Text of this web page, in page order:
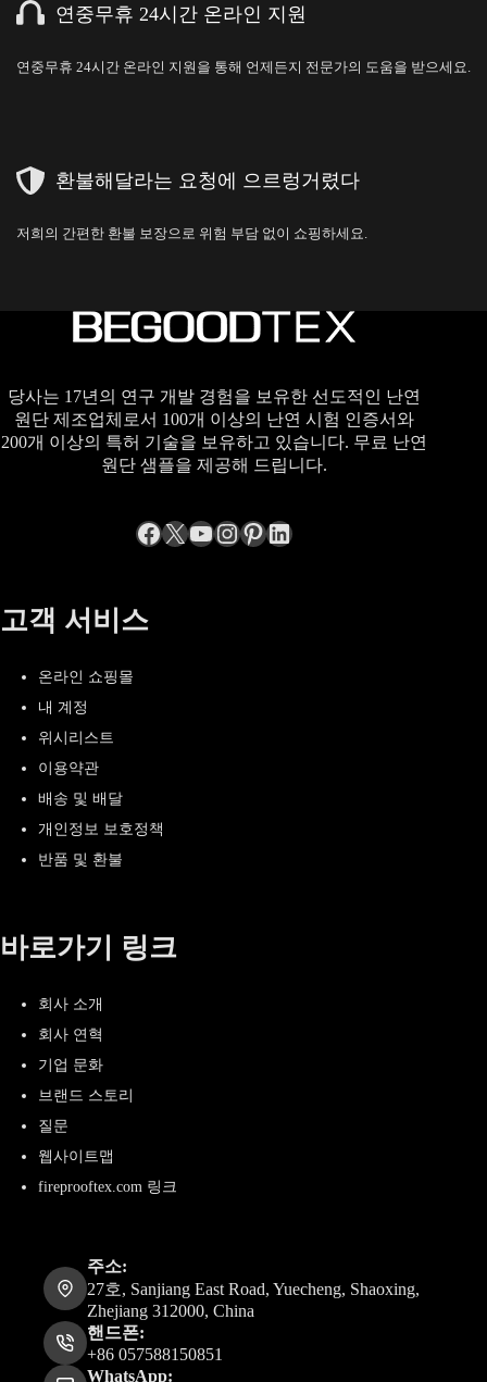
연중무휴 24시간 온라인 지원
연중무휴 24시간 온라인 지원을 통해 언제든지 전문가의 도움을 받으세요.
환불해달라는 요청에 으르렁거렸다
저희의 간편한 환불 보장으로 위험 부담 없이 쇼핑하세요.
당사는 17년의 연구 개발 경험을 보유한 선도적인 난연
원단 제조업체로서 100개 이상의 난연 시험 인증서와
200개 이상의 특허 기술을 보유하고 있습니다. 무료 난연
원단 샘플을 제공해 드립니다.
Facebook
엑스YouTube
Instagram
Pinterest
LinkedIn
고객 서비스
온라인 쇼핑몰
내 계정
위시리스트
이용약관
배송 및 배달
개인정보 보호정책
반품 및 환불
바로가기 링크
회사 소개
회사 연혁
기업 문화
브랜드 스토리
질문
웹사이트맵
fireprooftex.com 링크
주소:
27호, Sanjiang East Road, Yuecheng, Shaoxing,
Zhejiang 312000, China
핸드폰:
+86 057588150851
WhatsApp: